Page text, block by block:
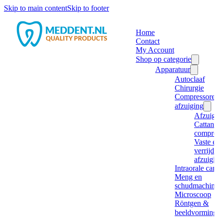
Skip to main contentSkip to footer
Home
Contact
My Account
Shop op categorie
Apparatuur
Autoclaaf
Chirurgie
afzuiging
Cattani
Vaste
Intraorale
Meng en
Microscoop
Röntgen &
beeldvorming